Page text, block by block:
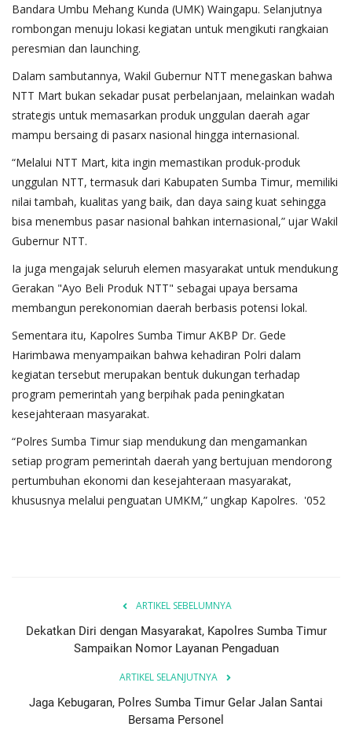
Bandara Umbu Mehang Kunda (UMK) Waingapu. Selanjutnya
rombongan menuju lokasi kegiatan untuk mengikuti rangkaian
peresmian dan launching.
Dalam sambutannya, Wakil Gubernur NTT menegaskan bahwa
NTT Mart bukan sekadar pusat perbelanjaan, melainkan wadah
strategis untuk memasarkan produk unggulan daerah agar
mampu bersaing di pasarx nasional hingga internasional.
“Melalui NTT Mart, kita ingin memastikan produk-produk
unggulan NTT, termasuk dari Kabupaten Sumba Timur, memiliki
nilai tambah, kualitas yang baik, dan daya saing kuat sehingga
bisa menembus pasar nasional bahkan internasional,” ujar Wakil
Gubernur NTT.
Ia juga mengajak seluruh elemen masyarakat untuk mendukung
Gerakan "Ayo Beli Produk NTT" sebagai upaya bersama
membangun perekonomian daerah berbasis potensi lokal.
Sementara itu, Kapolres Sumba Timur AKBP Dr. Gede
Harimbawa menyampaikan bahwa kehadiran Polri dalam
kegiatan tersebut merupakan bentuk dukungan terhadap
program pemerintah yang berpihak pada peningkatan
kesejahteraan masyarakat.
“Polres Sumba Timur siap mendukung dan mengamankan
setiap program pemerintah daerah yang bertujuan mendorong
pertumbuhan ekonomi dan kesejahteraan masyarakat,
khususnya melalui penguatan UMKM,” ungkap Kapolres. '052
ARTIKEL SEBELUMNYA
Dekatkan Diri dengan Masyarakat, Kapolres Sumba Timur
Sampaikan Nomor Layanan Pengaduan
ARTIKEL SELANJUTNYA
Jaga Kebugaran, Polres Sumba Timur Gelar Jalan Santai
Bersama Personel